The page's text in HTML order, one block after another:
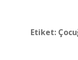
Etiket: